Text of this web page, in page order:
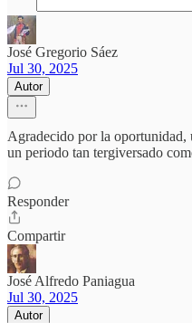
José Gregorio Sáez
Jul 30, 2025
Autor
Agradecido por la oportunidad,
un periodo tan tergiversado
Responder
Compartir
José Alfredo Paniagua
Jul 30, 2025
Autor